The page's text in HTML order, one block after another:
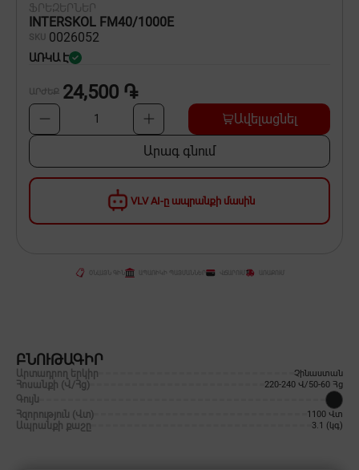
Ինքնագնացներ և ինքնագլորներ
VLV AI-ը ապրանքի մասին
ՖՐԵԶԵՐՆԵՐ
INTERSKOL FM40/1000E
SKU 0026052
ԱՌԿԱ Է
ԱՐԺԵՔ 24,500 ֏
1 Ավելացնել
Արագ գնում
ՎՃԱՐՈՒՄ
ԲՆՈՒԹԱԳԻՐ
Արտադրող երկիր Չինաստան
Հոսանքի (Վ/Հց) 220-240 Վ/50-60 Հց
Գույն
Հզորություն (Վտ)
1100 Վտ
Ապրանքի քաշը 3.1 (կգ)